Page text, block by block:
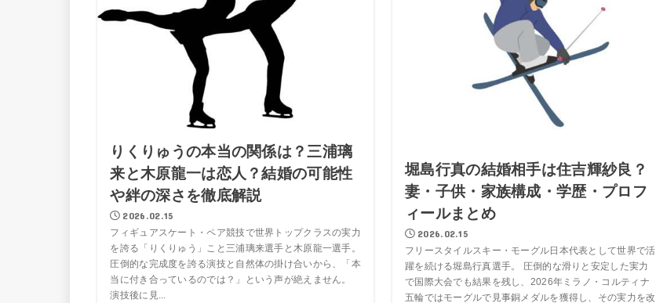
りくりゅうの本当の関係は？三浦璃
来と木原龍一は恋人？結婚の可能性
や絆の深さを徹底解説
2026.02.15
フィギュアスケート・ペア競技で世界トップクラスの実力
を誇る「りくりゅう」こと三浦璃来選手と木原龍一選手。
圧倒的な完成度を誇る演技と自然体の掛け合いから、「本
当に付き合っているのでは？」という声が絶えません。
演技後に見...
堀島行真の結婚相手は住吉輝紗良？
妻・子供・家族構成・学歴・プロフ
ィールまとめ
2026.02.15
フリースタイルスキー・モーグル日本代表として世界で活
躍を続ける堀島行真選手。 圧倒的な滑りと安定した実力
で国際大会でも結果を残し、2026年ミラノ・コルティナ
五輪ではモーグルで見事銅メダルを獲得し、その実力を改